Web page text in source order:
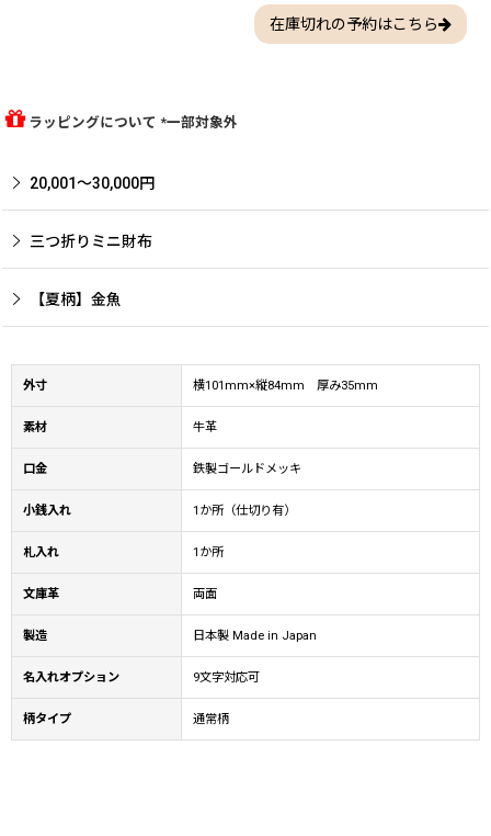
在庫切れの予約はこちら
ラッピングについて *一部対象外
20,001〜30,000円
三つ折りミニ財布
【夏柄】金魚
外寸 横101mm×縦84mm 厚み35mm
素材 牛革
口金 鉄製ゴールドメッキ
小銭入れ 1か所（仕切り有）
札入れ 1か所
文庫革 両面
製造 日本製 Made in Japan
名入れオプション 9文字対応可
柄タイプ 通常柄